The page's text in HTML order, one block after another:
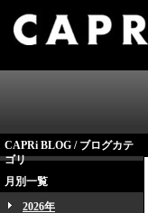
CAPRi BLOG / ブログカテ
ゴリ
月別一覧
2026年